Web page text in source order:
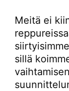
Meitä ei
sillä